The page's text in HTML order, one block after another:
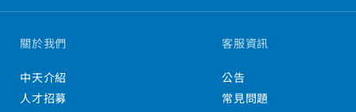
關於我們
中天介紹
人才招募
客服資訊
公告
常見問題